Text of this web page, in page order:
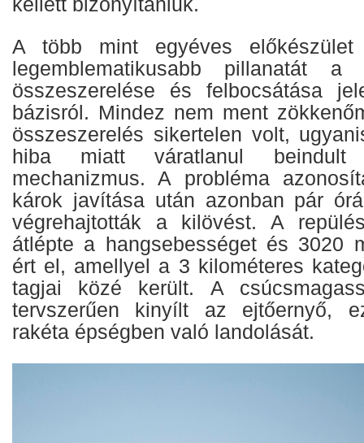
A több mint egyéves
legemblematikusabb pillanatát a
összeszerelése és felbocsátása
bázisról. Mindez nem ment
összeszerelés sikertelen volt,
hiba miatt váratlanul beindult
mechanizmus. A probléma
károk javítása után azonban pár
végrehajtották a kilövést. A
átlépte a hangsebességet és 3020
ért el, amellyel a 3 kilométeres
tagjai közé került. A
tervszerűen kinyílt az ejtőernyő,
rakéta épségben való landolását.